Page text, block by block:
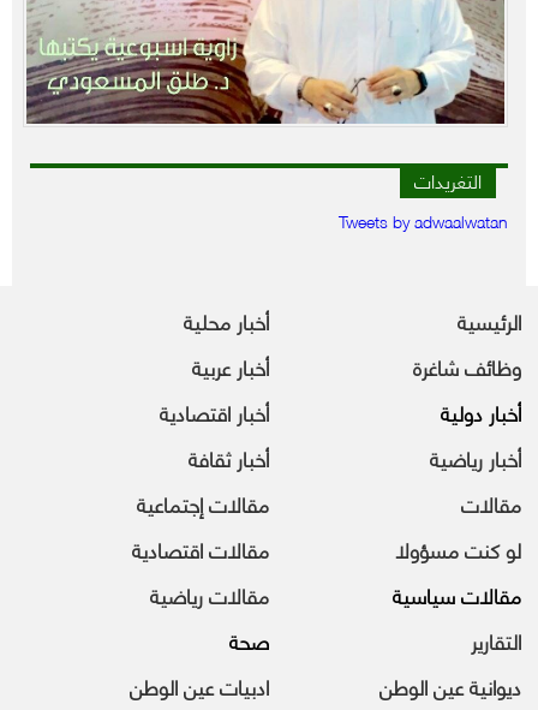
التغريدات
Tweets by adwaalwatan
الرئيسية
أخبار محلية
وظائف شاغرة
أخبار عربية
أخبار دولية
أخبار اقتصادية
أخبار رياضية
أخبار ثقافة
مقالات
مقالات إجتماعية
لو كنت مسؤولا
مقالات اقتصادية
مقالات سياسية
مقالات رياضية
التقارير
صحة
ديوانية عين الوطن
ادبيات عين الوطن